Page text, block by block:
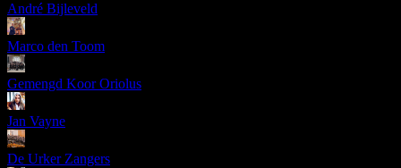
André Bijleveld
Marco den Toom
Gemengd Koor Oriolus
Jan Vayne
De Urker Zangers